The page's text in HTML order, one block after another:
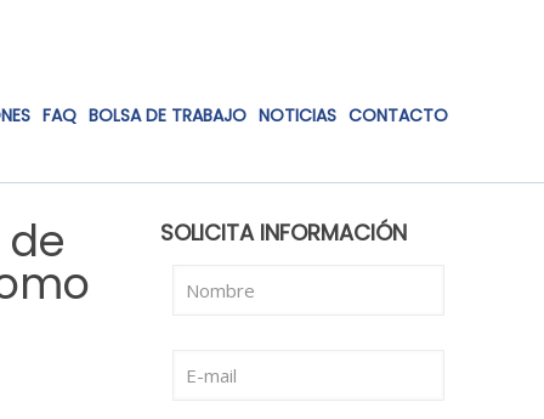
FAQ BOLSA DE TRABAJO NOTICIAS CONTACTO
SOLICITA INFORMACIÓN